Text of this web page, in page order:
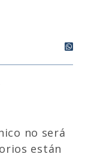
no será
están